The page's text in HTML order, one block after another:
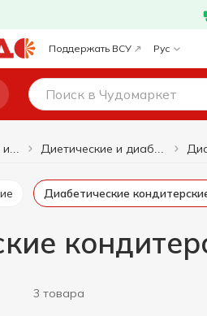
Поддержать ВСУ Рус
Диабетические
3 товара